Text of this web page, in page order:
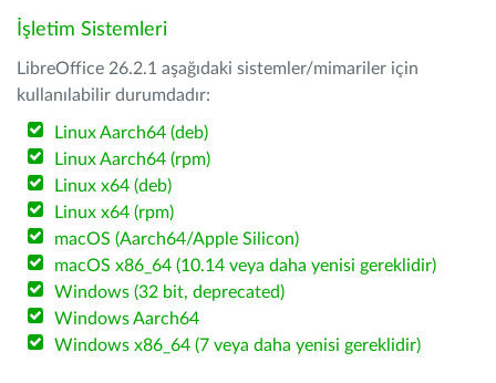
İşletim Sistemleri
LibreOffice 26.2.1 aşağıdaki sistemler/mimariler için
kullanılabilir durumdadır:
Linux Aarch64 (deb)
Linux Aarch64 (rpm)
Linux x64 (deb)
Linux x64 (rpm)
macOS (Aarch64/Apple Silicon)
macOS x86_64 (10.14 veya daha yenisi gereklidir)
Windows (32 bit, deprecated)
Windows Aarch64
Windows x86_64 (7 veya daha yenisi gereklidir)